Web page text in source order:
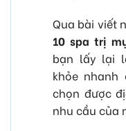
Qua bài viết
10 spa trị
bạn lấy lại
khỏe nhanh
chọn được
nhu cầu của